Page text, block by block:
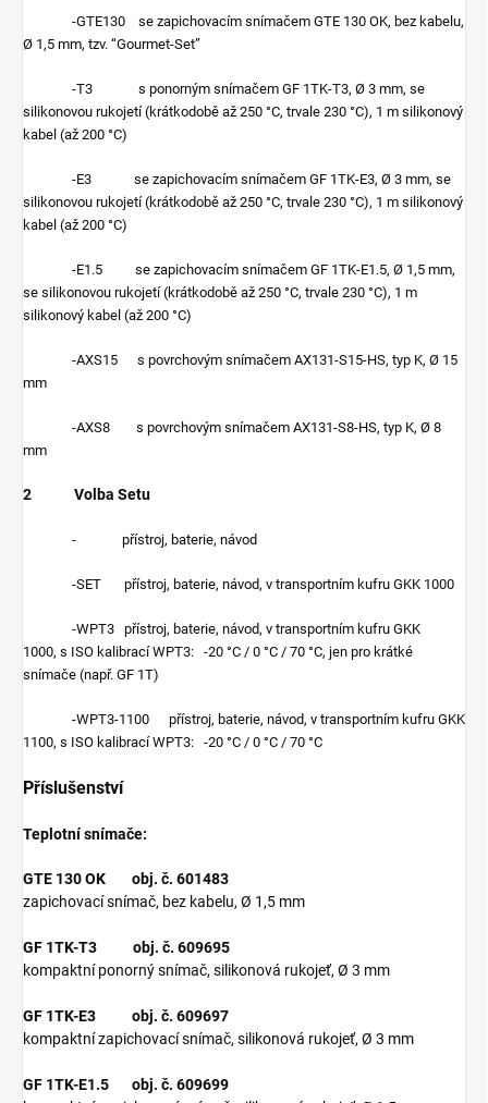
-GTE130 se zapichovacím snímačem GTE 130 OK, bez kabelu,
Ø 1,5 mm, tzv. “Gourmet-Set”
-T3 s ponorným snímačem GF 1TK-T3, Ø 3 mm, se
silikonovou rukojetí (krátkodobě až 250 °C, trvale 230 °C), 1 m silikonový
kabel (až 200 °C)
-E3 se zapichovacím snímačem GF 1TK-E3, Ø 3 mm, se
silikonovou rukojetí (krátkodobě až 250 °C, trvale 230 °C), 1 m silikonový
kabel (až 200 °C)
-E1.5 se zapichovacím snímačem GF 1TK-E1.5, Ø 1,5 mm,
se silikonovou rukojetí (krátkodobě až 250 °C, trvale 230 °C), 1 m
silikonový kabel (až 200 °C)
-AXS15 s povrchovým snímačem AX131-S15-HS, typ K, Ø 15
mm
-AXS8 s povrchovým snímačem AX131-S8-HS, typ K, Ø 8
mm
2 Volba Setu
- přístroj, baterie, návod
-SET přístroj, baterie, návod, v transportním kufru GKK 1000
-WPT3 přístroj, baterie, návod, v transportním kufru GKK
1000, s ISO kalibrací WPT3: -20 °C / 0 °C / 70 °C, jen pro krátké
snímače (např. GF 1T)
-WPT3-1100 přístroj, baterie, návod, v transportním kufru GKK
1100, s ISO kalibrací WPT3: -20 °C / 0 °C / 70 °C
Příslušenství
Teplotní snímače:
GTE 130 OK obj. č. 601483
zapichovací snímač, bez kabelu, Ø 1,5 mm
GF 1TK-T3 obj. č. 609695
kompaktní ponorný snímač, silikonová rukojeť, Ø 3 mm
GF 1TK-E3 obj. č. 609697
kompaktní zapichovací snímač, silikonová rukojeť, Ø 3 mm
GF 1TK-E1.5 obj. č. 609699